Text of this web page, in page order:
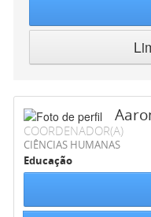
COORDENADOR(A)
CIÊNCIAS HUMANAS
Educação